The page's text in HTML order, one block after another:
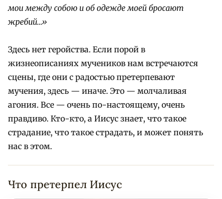
мои между собою и об одежде моей бросают
жребий…»
Здесь нет геройства. Если порой в
жизнеописаниях мучеников нам встречаются
сцены, где они с радостью претерпевают
мучения, здесь — иначе. Это — молчаливая
агония. Все — очень по-настоящему, очень
правдиво. Кто-кто, а Иисус знает, что такое
страдание, что такое страдать, и может понять
нас в этом.
Что претерпел Иисус